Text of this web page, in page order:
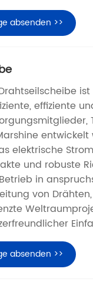
absenden >>
effiziente
elektrische
und robuste
in
von
absenden >>